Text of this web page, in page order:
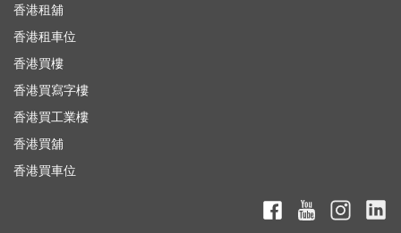
香港租舖
香港租車位
香港買樓
香港買寫字樓
香港買工業樓
香港買舖
香港買車位